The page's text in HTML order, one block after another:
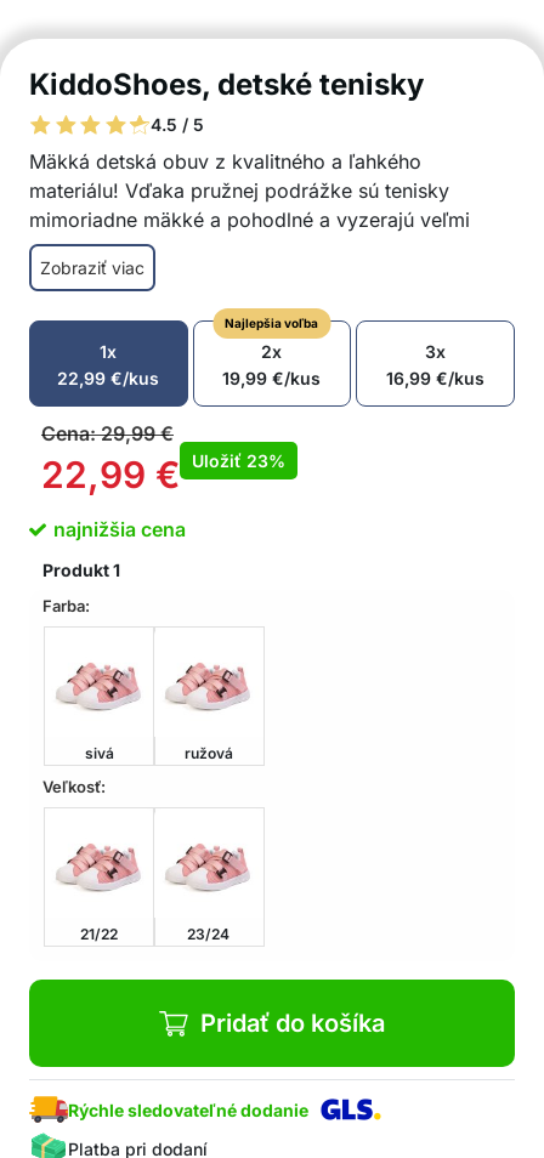
KiddoShoes, detské tenisky
4.5 / 5
Mäkká detská obuv z kvalitného a ľahkého
materiálu! Vďaka pružnej podrážke sú tenisky
mimoriadne mäkké a pohodlné a vyzerajú veľmi
roztomilo!
Detské tenisky sú mimoriadne mäkké
Moderné detské tenisky sú pohodlné na nosenie
Roztomilo vyzerajúce detské tenisky
Jednoduché zapínanie na suchý zips – dieťa si
ich môže obuť samo
Predušný, vysokokvalitný materiál
Vynikajúco sedia
Detské tenisky majú pružnú podrážku
Mäkké detské tenisky sú skvelou voľbou na
darček
Balenie obsahuje: 1x detské tenisky
Zobraziť viac
1x
22,99€/kus
Najlepšia voľba
2x
19,99€/kus
3x
16,99€/kus
Cena:29,99€
22,99 € Uložiť 23%
najnižšia cena
Produkt1
Farba:
sivá ružová
Veľkosť:
21/22 23/24
Pridať do košíka
Rýchle sledovateľné dodanie
Platba pri dodaní